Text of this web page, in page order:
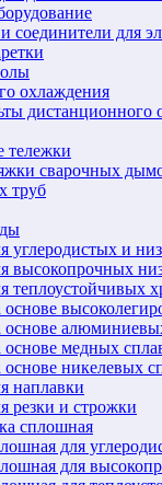
соединители для
охлаждения
дистанционного
тележки
сварочных
труб
углеродистых и
высокопрочных
теплоустойчивых
основе
медных
никелевых
наплавки
резки и строжки
сплошная
для
для